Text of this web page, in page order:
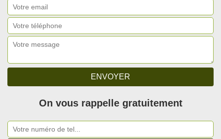
On vous rappelle gratuitement